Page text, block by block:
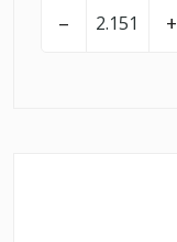
– +